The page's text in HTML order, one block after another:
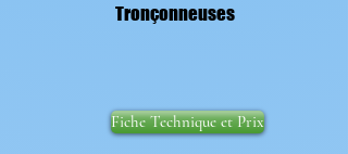
Tronçonneuses
Fiche Technique et Prix